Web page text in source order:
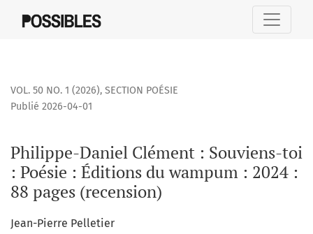
Philippe-Daniel Clément : Souviens-toi : Poésie : Éditions
VOL. 50 NO. 1 (2026), SECTION POÉSIE
Philippe-Daniel Clément : Souviens-toi
: Poésie : Éditions du wampum : 2024 :
88 pages (recension)
Publié 2026-04-01
Jean-Pierre Pelletier